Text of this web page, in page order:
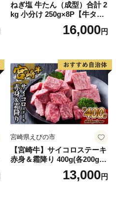
ねぎ塩 牛たん（成型）合計 2
kg 小分け 250g×8P【牛タン
牛肉 焼肉用 薄切り 訳あり サ
16,000円
宮崎県えびの市
【宮崎牛】サイコロステーキ
赤身＆霜降り 400g(各200g×
１P 計2P) 真空パック 冷凍
13,000円